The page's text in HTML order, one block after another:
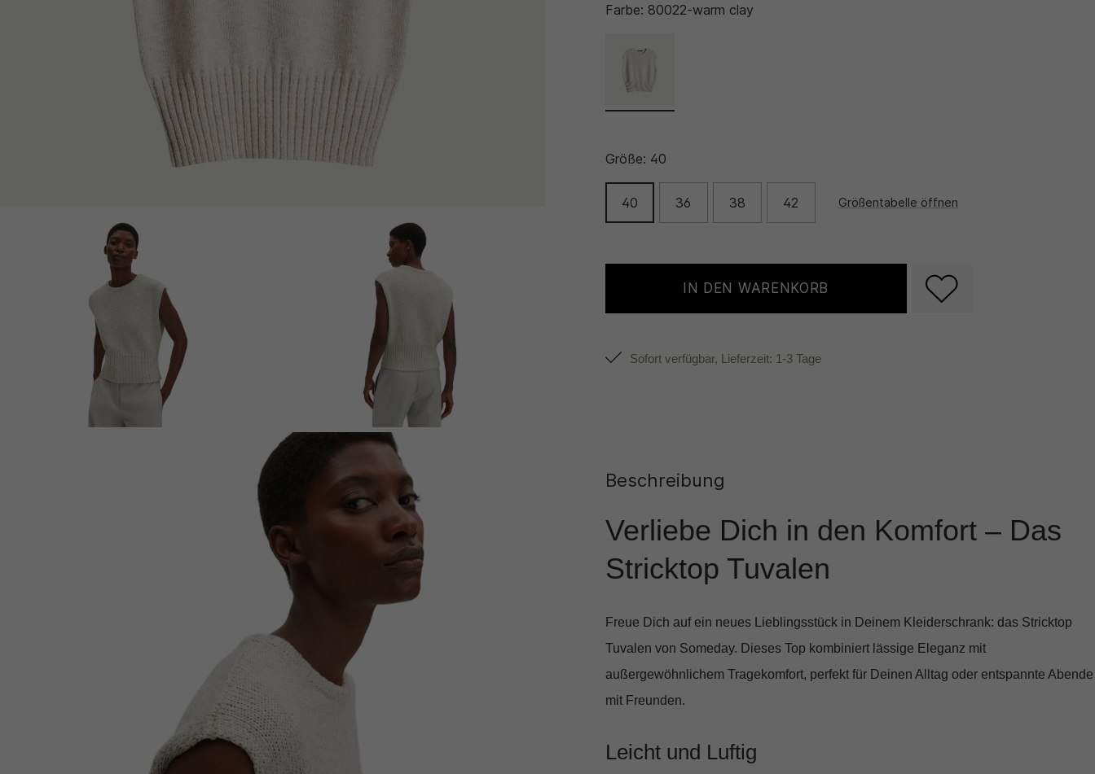
Farbe: 80022-warm clay
Größe: 40
40 36 38 42 Größentabelle öffnen
IN DEN WARENKORB
Sofort verfügbar, Lieferzeit: 1-3 Tage
Beschreibung
Verliebe Dich in den Komfort – Das
Stricktop Tuvalen
Freue Dich auf ein neues Lieblingsstück in Deinem Kleiderschrank: das Stricktop
Tuvalen von Someday. Dieses Top kombiniert lässige Eleganz mit
außergewöhnlichem Tragekomfort, perfekt für Deinen Alltag oder entspannte Abende
mit Freunden.
Leicht und Luftig